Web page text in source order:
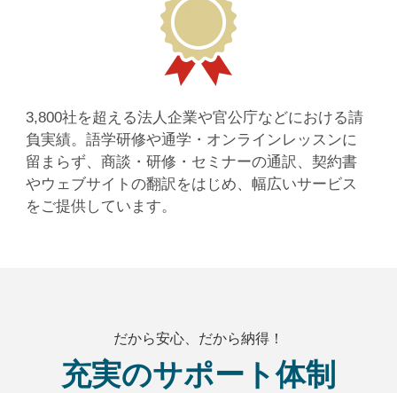
3,800社を超える法人企業や官公庁などにおける請
負実績。語学研修や通学・オンラインレッスンに
留まらず、商談・研修・セミナーの通訳、契約書
やウェブサイトの翻訳をはじめ、幅広いサービス
をご提供しています。
だから安心、だから納得！
充実のサポート体制